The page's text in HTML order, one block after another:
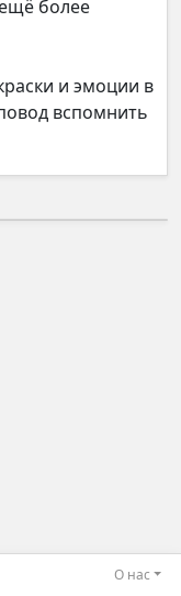
более
и эмоции в
вспомнить
О нас